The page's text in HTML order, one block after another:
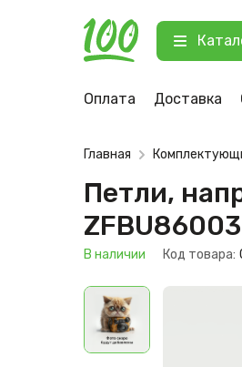
Оплата Доставка
Петли,
123 В
Главная
Петли,
В наличии Код товара: